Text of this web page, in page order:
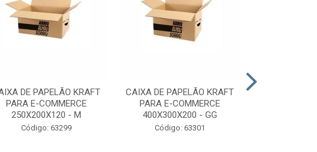
DE PAPELÃO KRAFT
PARA E-COMMERCE
250X200X120 - M
Código: 63299
CAIXA DE PAPELÃO KRAFT
PARA E-COMMERCE
400X300X200 - GG
Código: 63301